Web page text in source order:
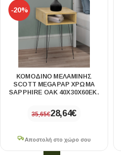
-20%
ΚΟΜΟΔΊΝΟ ΜΕΛΑΜΊΝΗΣ
SCOTT MEGAPAP ΧΡΏΜΑ
SAPPHIRE OAK 40X30X60ΕΚ.
35,65€28,64€
Αποστολή στο χώρο σου